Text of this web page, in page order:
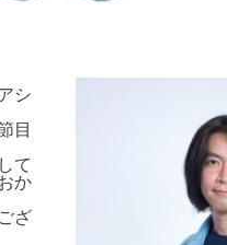
シ
目
て
か
ざ